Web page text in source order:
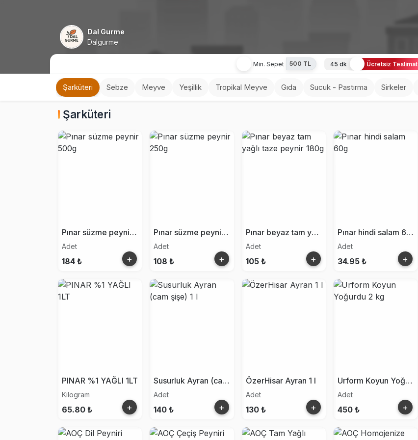
Dal Gurme
Dalgurme
Min. Sepet 500 TL 45 dk Ücretsiz Teslimat
Şarküteri Sebze Meyve Yeşillik Tropikal Meyve Gıda Sucuk - Pastırma Sirkeler
Şarküteri
Pınar süzme peynir 500g
Adet
184 ₺ +
Pınar süzme peynir 250g
Adet
108 ₺ +
Pınar beyaz tam yağlı taze peynir 180g
Adet
105 ₺ +
Pınar hindi salam 60g
Adet
34.95 ₺ +
PINAR %1 YAĞLI 1LT
Kilogram
65.80 ₺ +
Susurluk Ayran (cam şişe) 1 l
Adet
140 ₺ +
ÖzerHisar Ayran 1 l
Adet
130 ₺ +
Urform Koyun Yoğurdu 2 kg
Adet
450 ₺ +